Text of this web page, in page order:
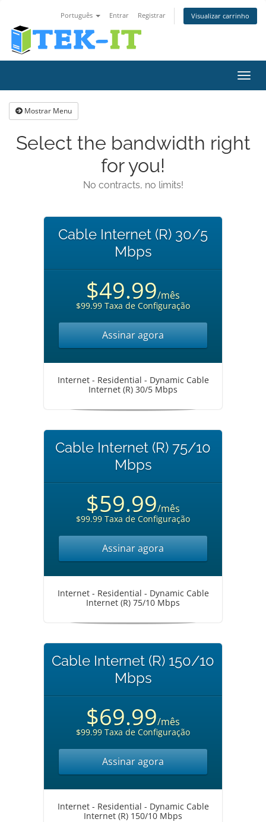
Português Entrar Registrar Visualizar carrinho
Mostrar Menu
Select the bandwidth right
for you!
No contracts, no limits!
Cable Internet (R) 30/5
Mbps
$49.99/mês
$99.99 Taxa de Configuração
Assinar agora
Internet - Residential - Dynamic Cable
Internet (R) 30/5 Mbps
Cable Internet (R) 75/10
Mbps
$59.99/mês
$99.99 Taxa de Configuração
Assinar agora
Internet - Residential - Dynamic Cable
Internet (R) 75/10 Mbps
Cable Internet (R) 150/10
Mbps
$69.99/mês
$99.99 Taxa de Configuração
Assinar agora
Internet - Residential - Dynamic Cable
Internet (R) 150/10 Mbps